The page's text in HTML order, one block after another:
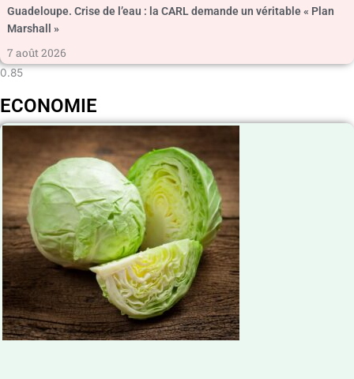
Guadeloupe. Crise de l’eau : la CARL demande un véritable « Plan
Marshall »
7 août 2026
ECONOMIE